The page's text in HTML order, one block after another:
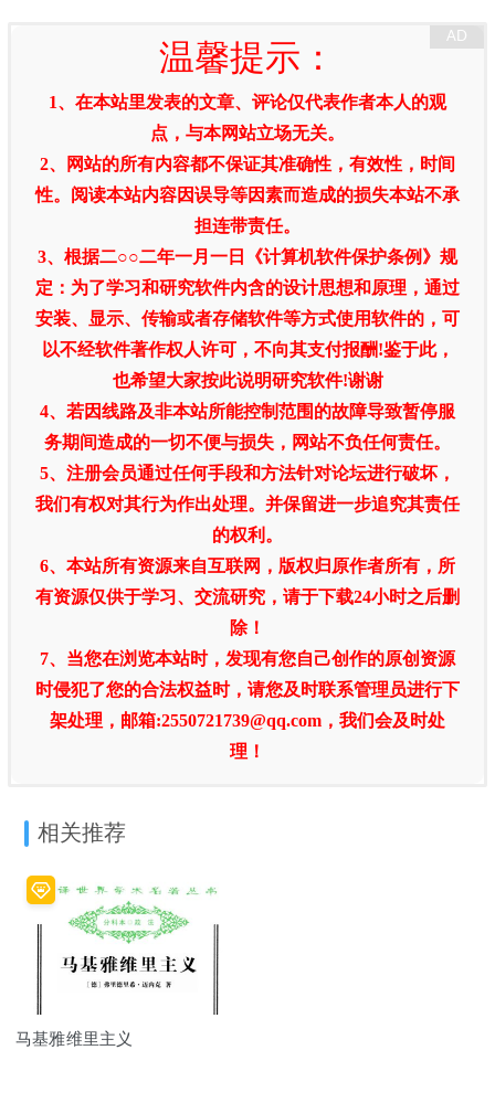
温馨提示：
1、在本站里发表的文章、评论仅代表作者本人的观
点，与本网站立场无关。
2、网站的所有内容都不保证其准确性，有效性，时间
性。阅读本站内容因误导等因素而造成的损失本站不承
担连带责任。
3、根据二○○二年一月一日《计算机软件保护条例》规
定：为了学习和研究软件内含的设计思想和原理，通过
安装、显示、传输或者存储软件等方式使用软件的，可
以不经软件著作权人许可，不向其支付报酬!鉴于此，
也希望大家按此说明研究软件!谢谢
4、若因线路及非本站所能控制范围的故障导致暂停服
务期间造成的一切不便与损失，网站不负任何责任。
5、注册会员通过任何手段和方法针对论坛进行破坏，
我们有权对其行为作出处理。并保留进一步追究其责任
的权利。
6、本站所有资源来自互联网，版权归原作者所有，所
有资源仅供于学习、交流研究，请于下载24小时之后删
除！
7、当您在浏览本站时，发现有您自己创作的原创资源
时侵犯了您的合法权益时，请您及时联系管理员进行下
架处理，邮箱:2550721739@qq.com，我们会及时处
理！
相关推荐
马基雅维里主义